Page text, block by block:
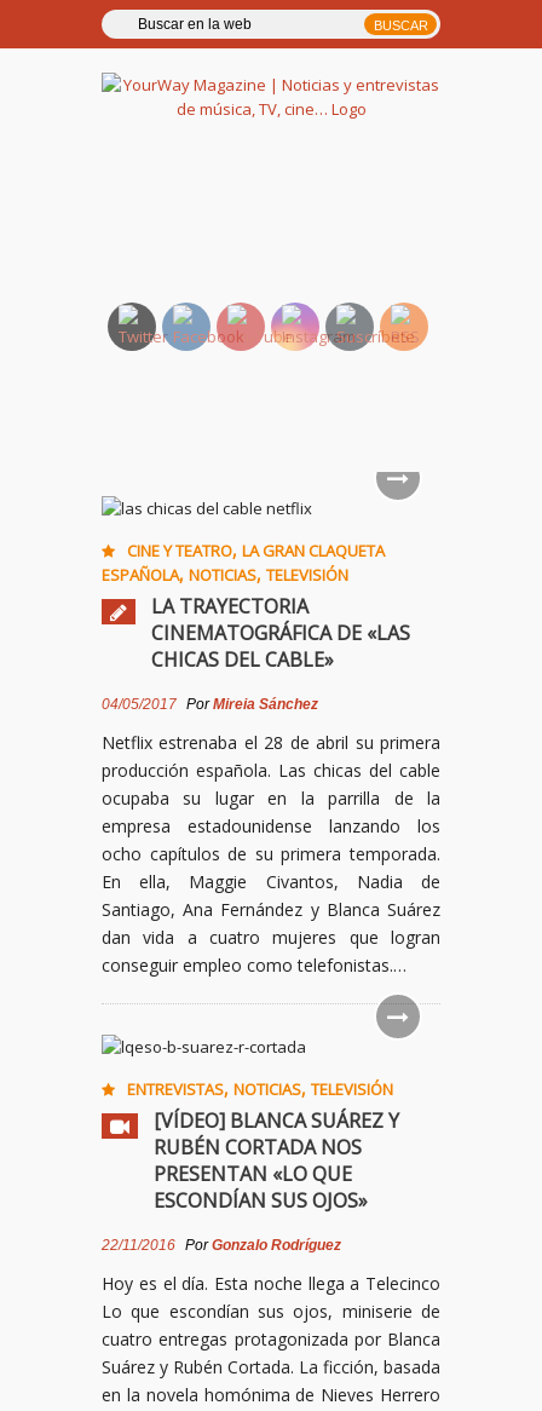
CINE Y TEATRO, LA GRAN CLAQUETA
ESPAÑOLA, NOTICIAS, TELEVISIÓN
LA TRAYECTORIA
CINEMATOGRÁFICA DE «LAS
CHICAS DEL CABLE»
04/05/2017 PorMireia Sánchez
Netflix estrenaba el 28 de abril su primera
producción española. Las chicas del cable
ocupaba su lugar en la parrilla de la
empresa estadounidense lanzando los
ocho capítulos de su primera temporada.
En ella, Maggie Civantos, Nadia de
Santiago, Ana Fernández y Blanca Suárez
dan vida a cuatro mujeres que logran
conseguir empleo como telefonistas.…
ENTREVISTAS, NOTICIAS, TELEVISIÓN
[VÍDEO] BLANCA SUÁREZ Y
RUBÉN CORTADA NOS
PRESENTAN «LO QUE
ESCONDÍAN SUS OJOS»
22/11/2016 PorGonzalo Rodríguez
Hoy es el día. Esta noche llega a Telecinco
Lo que escondían sus ojos, miniserie de
cuatro entregas protagonizada por Blanca
Suárez y Rubén Cortada. La ficción, basada
en la novela homónima de Nieves Herrero